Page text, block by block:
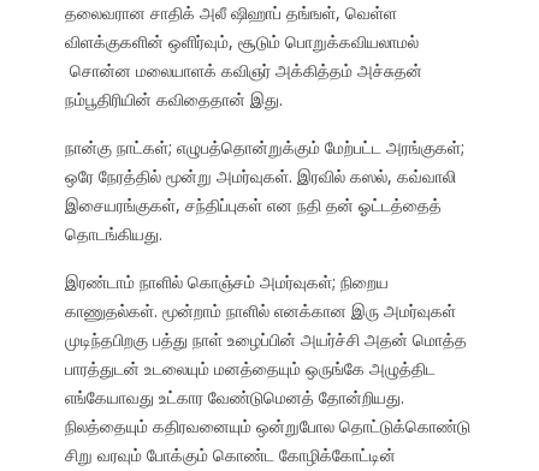
தலைவரான சாதிக் அலீ ஷிஹாப் தங்ஙள், வெள்ள
விளக்குகளின் ஒளிர்வும், சூடும் பொறுக்கவியலாமல்
சொன்ன மலையாளக் கவிஞர் அக்கித்தம் அச்சுதன்
நம்பூதிரியின் கவிதைதான் இது.
நான்கு நாட்கள்; எழுபத்தொன்றுக்கும் மேற்பட்ட அரங்குகள்;
ஒரே நேரத்தில் மூன்று அமர்வுகள். இரவில் கஸல், கவ்வாலி
இசையரங்குகள், சந்திப்புகள் என நதி தன் ஓட்டத்தைத்
தொடங்கியது.
இரண்டாம் நாளில் கொஞ்சம் அமர்வுகள்; நிறைய
காணுதல்கள். மூன்றாம் நாளில் எனக்கான இரு அமர்வுகள்
முடிந்தபிறகு பத்து நாள் உழைப்பின் அயர்ச்சி அதன் மொத்த
பாரத்துடன் உடலையும் மனத்தையும் ஒருங்கே அழுத்திட
எங்கேயாவது உட்கார வேண்டுமெனத் தோன்றியது.
நிலத்தையும் கதிரவனையும் ஒன்றுபோல தொட்டுக்கொண்டு
சிறு வரவும் போக்கும் கொண்ட கோழிக்கோட்டின்